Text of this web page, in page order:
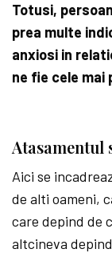
Totusi,
prea multe
anxiosi in
ne fie cele mai
Atasamentul
Aici se
de alti oameni,
care depind de
altcineva